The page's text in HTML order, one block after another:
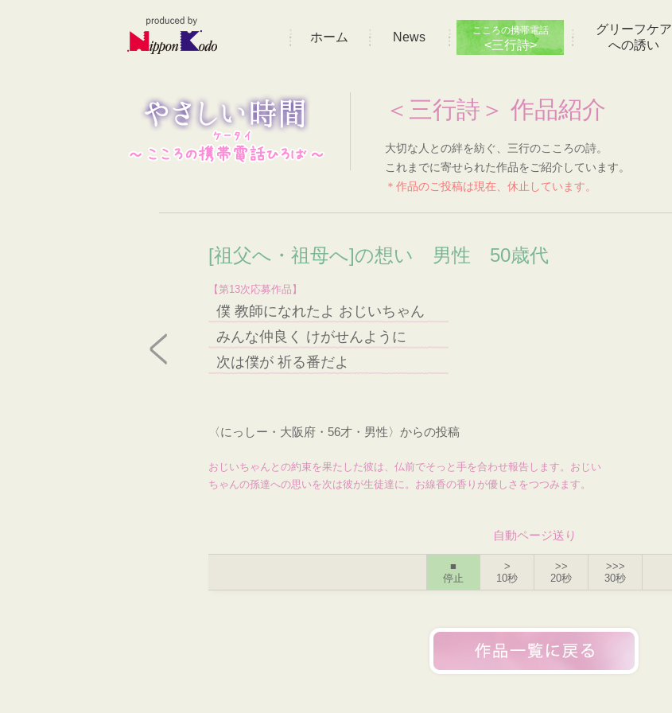
ホーム News こころの携帯電話
<三行詩>
グリーフケア
への誘い
＜三行詩＞ 作品紹介
大切な人との絆を紡ぐ、三行のこころの詩。
これまでに寄せられた作品をご紹介しています。
＊作品のご投稿は現在、休止しています。
[祖父へ・祖母へ]の想い 男性 50歳代
【第13次応募作品】
僕 教師になれたよ おじいちゃん
みんな仲良く けがせんように
次は僕が 祈る番だよ
〈にっしー・大阪府・56才・男性〉からの投稿
おじいちゃんとの約束を果たした彼は、仏前でそっと手を合わせ報告します。おじい
ちゃんの孫達への思いを次は彼が生徒達に。お線香の香りが優しさをつつみます。
自動ページ送り
■
停止
>
10秒
>>
20秒
>>>
30秒